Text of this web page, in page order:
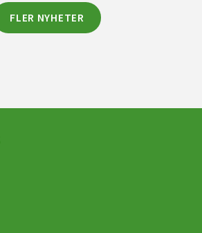
FLER NYHETER